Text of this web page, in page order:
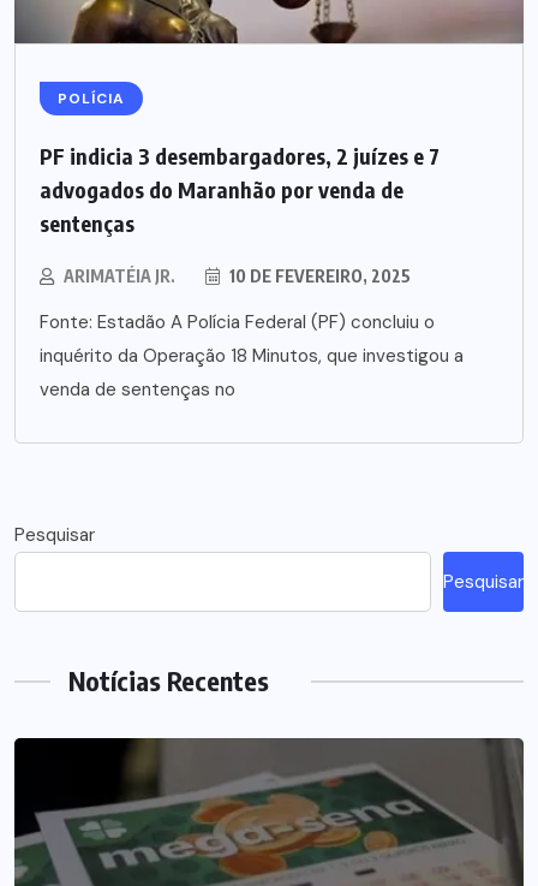
POLÍCIA
PF indicia 3 desembargadores, 2 juízes e 7
advogados do Maranhão por venda de
sentenças
ARIMATÉIA JR. 10 DE FEVEREIRO, 2025
Fonte: Estadão A Polícia Federal (PF) concluiu o
inquérito da Operação 18 Minutos, que investigou a
venda de sentenças no
Pesquisar
Pesquisar
Notícias Recentes